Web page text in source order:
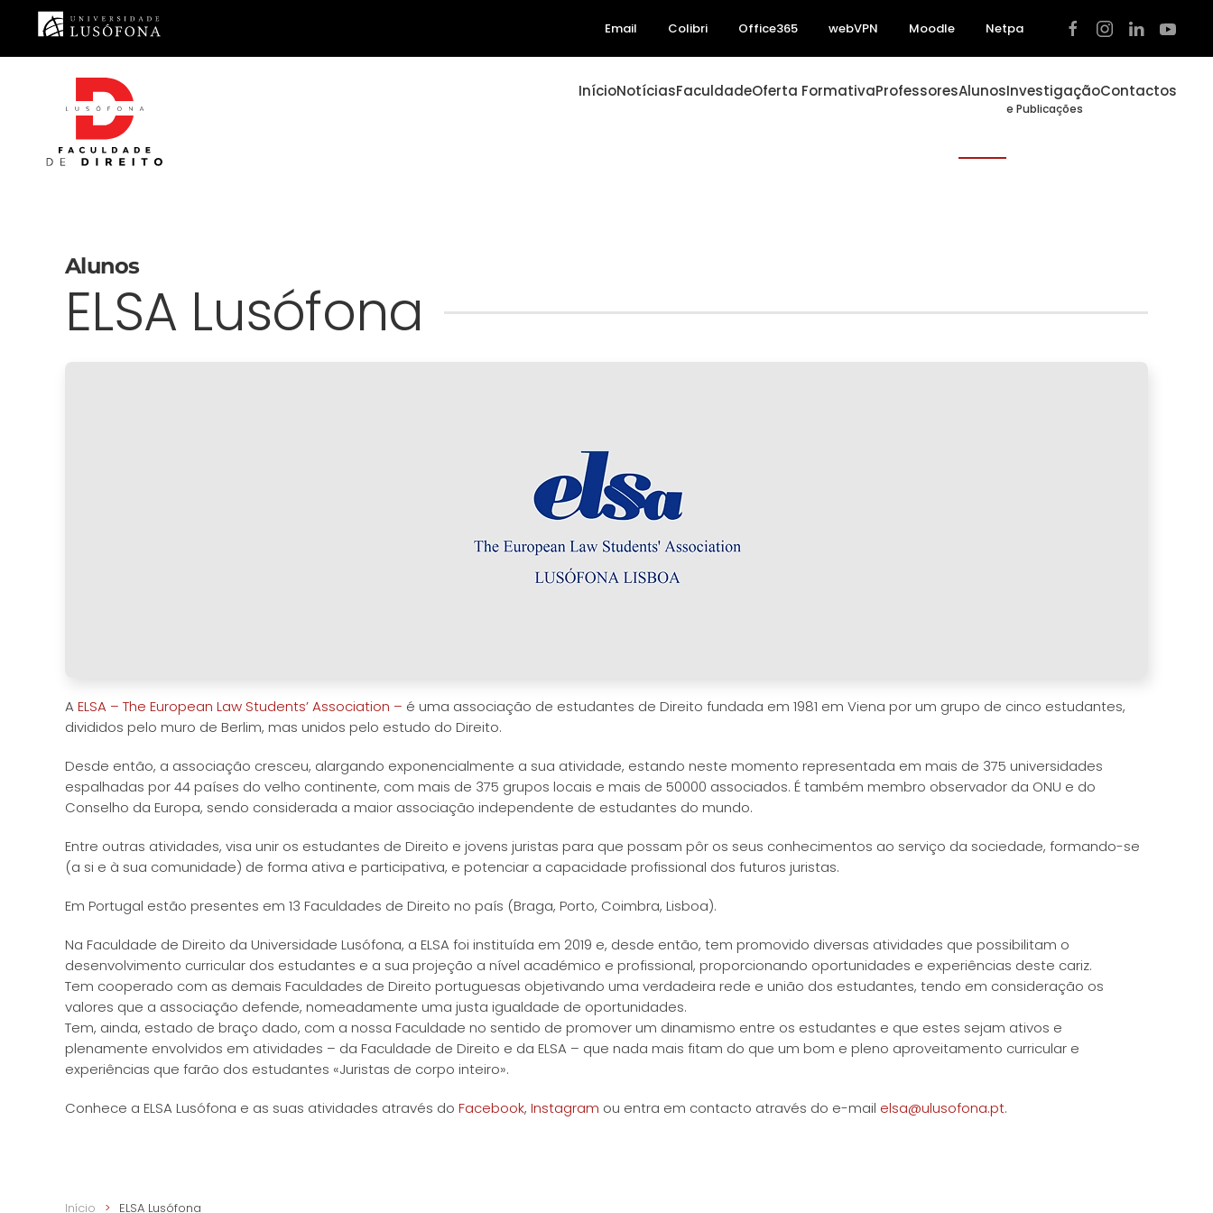
Email Colibri Office365 webVPN Moodle Netpa
InícioNotíciasFaculdadeOferta FormativaProfessoresAlunosInvestigação
e Publicações
Contactos
Alunos
ELSA Lusófona
A ELSA – The European Law Students’ Association – é uma associação de estudantes de Direito fundada em 1981 em Viena por um grupo de cinco estudantes,
divididos pelo muro de Berlim, mas unidos pelo estudo do Direito.
Desde então, a associação cresceu, alargando exponencialmente a sua atividade, estando neste momento representada em mais de 375 universidades
espalhadas por 44 países do velho continente, com mais de 375 grupos locais e mais de 50000 associados. É também membro observador da ONU e do
Conselho da Europa, sendo considerada a maior associação independente de estudantes do mundo.
Entre outras atividades, visa unir os estudantes de Direito e jovens juristas para que possam pôr os seus conhecimentos ao serviço da sociedade, formando-se
(a si e à sua comunidade) de forma ativa e participativa, e potenciar a capacidade profissional dos futuros juristas.
Em Portugal estão presentes em 13 Faculdades de Direito no país (Braga, Porto, Coimbra, Lisboa).
Na Faculdade de Direito da Universidade Lusófona, a ELSA foi instituída em 2019 e, desde então, tem promovido diversas atividades que possibilitam o
desenvolvimento curricular dos estudantes e a sua projeção a nível académico e profissional, proporcionando oportunidades e experiências deste cariz.
Tem cooperado com as demais Faculdades de Direito portuguesas objetivando uma verdadeira rede e união dos estudantes, tendo em consideração os
valores que a associação defende, nomeadamente uma justa igualdade de oportunidades.
Tem, ainda, estado de braço dado, com a nossa Faculdade no sentido de promover um dinamismo entre os estudantes e que estes sejam ativos e
plenamente envolvidos em atividades – da Faculdade de Direito e da ELSA – que nada mais fitam do que um bom e pleno aproveitamento curricular e
experiências que farão dos estudantes «Juristas de corpo inteiro».
Conhece a ELSA Lusófona e as suas atividades através do Facebook, Instagram ou entra em contacto através do e-mail elsa@ulusofona.pt.
Início ELSA Lusófona